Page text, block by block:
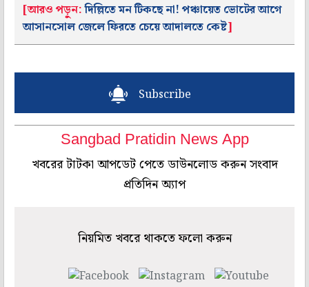
[আরও পড়ুন:দিল্লিতে মন টিকছে না! পঞ্চায়েত ভোটের আগে
আসানসোল জেলে ফিরতে চেয়ে আদালতে কেষ্ট]
Subscribe
Sangbad Pratidin News App
খবরের টাটকা আপডেট পেতে ডাউনলোড করুন সংবাদ
প্রতিদিন অ্যাপ
নিয়মিত খবরে থাকতে ফলো করুন